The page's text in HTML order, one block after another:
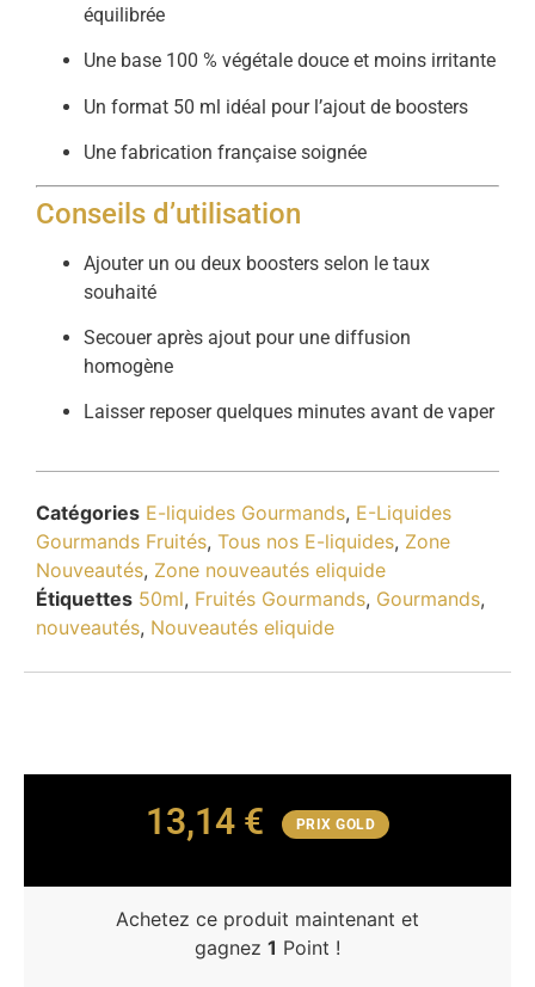
équilibrée
Une base 100 % végétale douce et moins irritante
Un format 50 ml idéal pour l’ajout de boosters
Une fabrication française soignée
Conseils d’utilisation
Ajouter un ou deux boosters selon le taux
souhaité
Secouer après ajout pour une diffusion
homogène
Laisser reposer quelques minutes avant de vaper
Catégories E-liquides Gourmands, E-Liquides
Gourmands Fruités, Tous nos E-liquides, Zone
Nouveautés, Zone nouveautés eliquide
Étiquettes 50ml, Fruités Gourmands, Gourmands,
nouveautés, Nouveautés eliquide
13,14 € PRIX GOLD
Achetez ce produit maintenant et
gagnez 1 Point !